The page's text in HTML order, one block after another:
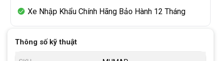
Xe Nhập Khẩu Chính Hãng Bảo Hành 12 Tháng
Thông số kỹ thuật